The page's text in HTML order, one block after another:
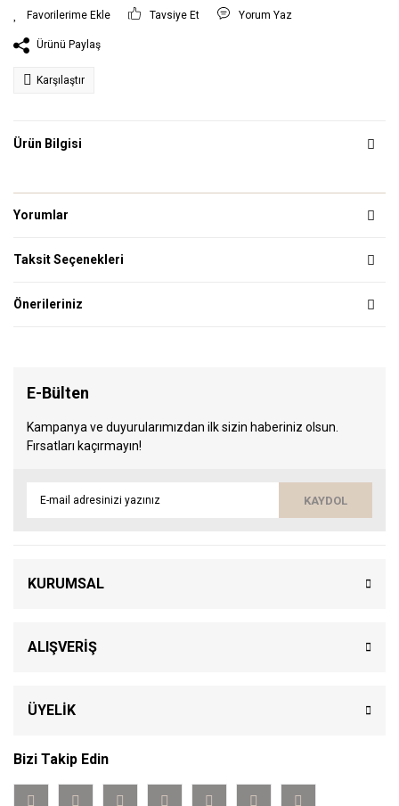
Tavsiye Et Yorum Yaz
Ürünü Paylaş
Karşılaştır
Ürün Bilgisi
Yorumlar
Taksit Seçenekleri
Önerileriniz
E-Bülten
Kampanya ve duyurularımızdan ilk sizin haberiniz olsun.
Fırsatları kaçırmayın!
KAYDOL
KURUMSAL
ALIŞVERİŞ
ÜYELİK
Bizi Takip Edin